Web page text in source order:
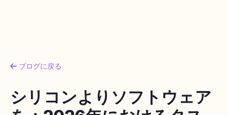
ブログに戻る
シリコンよりソフトウェア